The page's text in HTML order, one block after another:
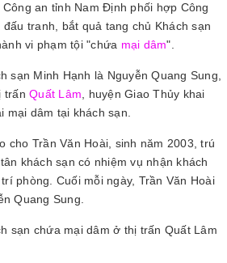
an tỉnh Nam Định phối hợp Công
tranh, bắt quả tang chủ Khách sạn
vi phạm tội "chứa mại dâm".
sạn Minh Hạnh là Nguyễn Quang Sung,
trấn Quất Lâm , huyện Giao Thủy khai
dâm tại khách sạn.
cho Trần Văn Hoài, sinh năm 2003, trú
khách sạn có nhiệm vụ nhận khách
phòng. Cuối mỗi ngày, Trần Văn Hoài
Quang Sung.